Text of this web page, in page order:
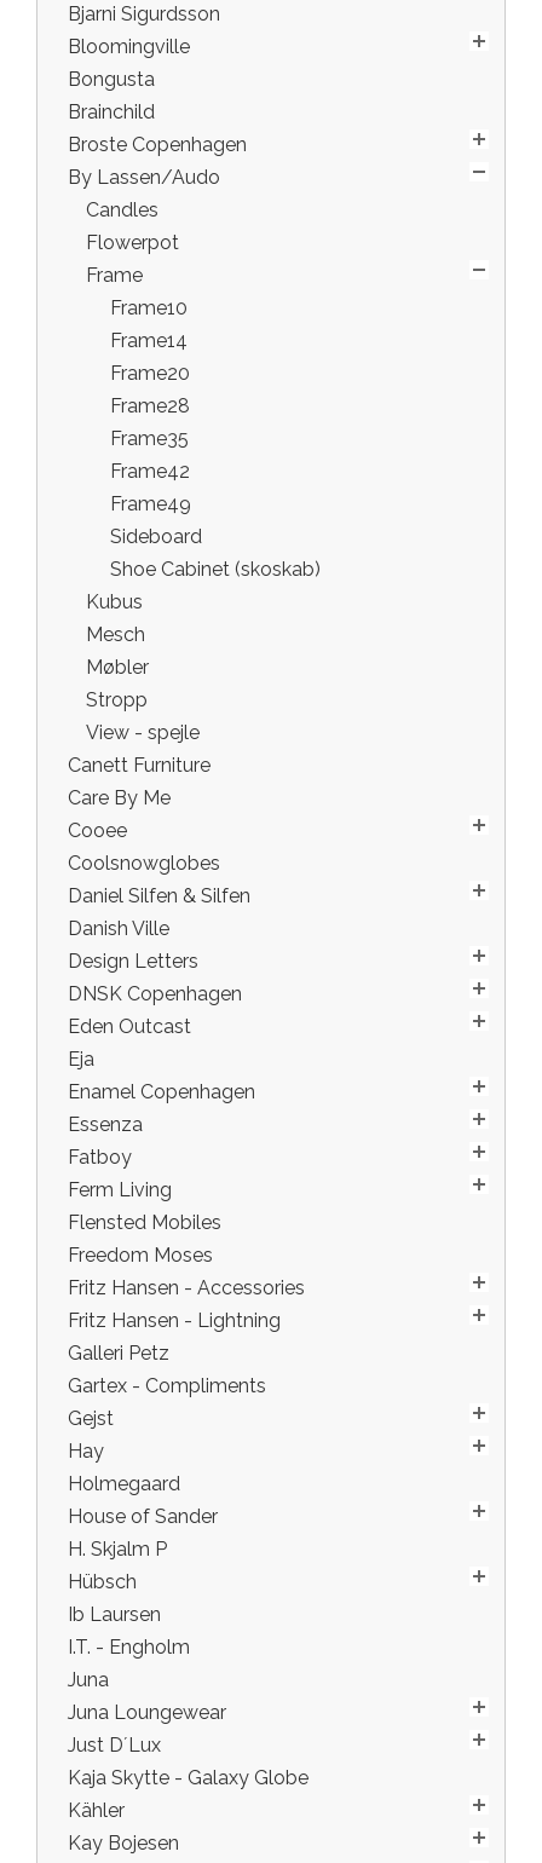
Bjarni Sigurdsson
Bloomingville
Bongusta
Brainchild
Broste Copenhagen
By Lassen/Audo
Candles
Flowerpot
Frame
Frame10
Frame14
Frame20
Frame28
Frame35
Frame42
Frame49
Sideboard
Shoe Cabinet (skoskab)
Kubus
Mesch
Møbler
Stropp
View - spejle
Canett Furniture
Care By Me
Cooee
Coolsnowglobes
Daniel Silfen & Silfen
Danish Ville
Design Letters
DNSK Copenhagen
Eden Outcast
Eja
Enamel Copenhagen
Essenza
Fatboy
Ferm Living
Flensted Mobiles
Freedom Moses
Fritz Hansen - Accessories
Fritz Hansen - Lightning
Galleri Petz
Gartex - Compliments
Gejst
Hay
Holmegaard
House of Sander
H. Skjalm P
Hübsch
Ib Laursen
I.T. - Engholm
Juna
Juna Loungewear
Just D´Lux
Kaja Skytte - Galaxy Globe
Kähler
Kay Bojesen